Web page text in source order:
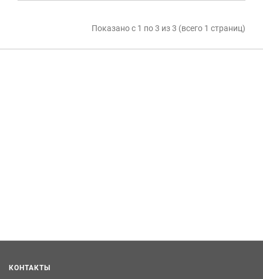
Показано с 1 по 3 из 3 (всего 1 страниц)
КОНТАКТЫ